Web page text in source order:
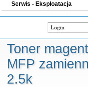
Serwis - Eksploatacja
Toner
MFP
2.5k